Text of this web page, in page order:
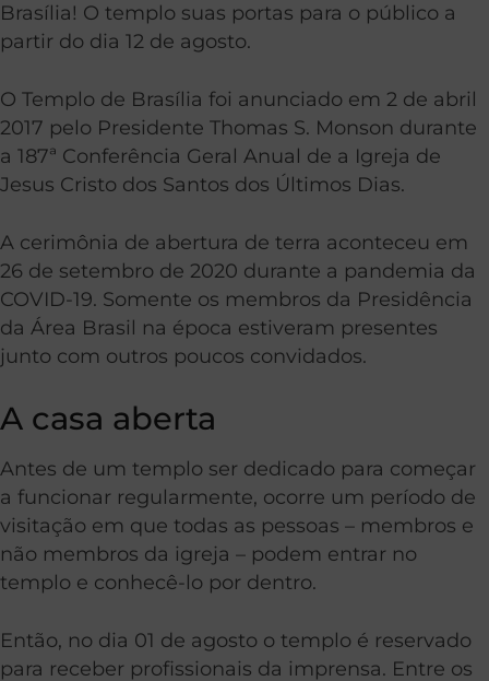
Brasília! O templo suas portas para o público a
partir do dia 12 de agosto.
O Templo de Brasília foi anunciado em 2 de abril
2017 pelo Presidente Thomas S. Monson durante
a 187ª Conferência Geral Anual de a Igreja de
Jesus Cristo dos Santos dos Últimos Dias.
A cerimônia de abertura de terra aconteceu em
26 de setembro de 2020 durante a pandemia da
COVID-19. Somente os membros da Presidência
da Área Brasil na época estiveram presentes
junto com outros poucos convidados.
A casa aberta
Antes de um templo ser dedicado para começar
a funcionar regularmente, ocorre um período de
visitação em que todas as pessoas – membros e
não membros da igreja – podem entrar no
templo e conhecê-lo por dentro.
Então, no dia 01 de agosto o templo é reservado
para receber profissionais da imprensa. Entre os